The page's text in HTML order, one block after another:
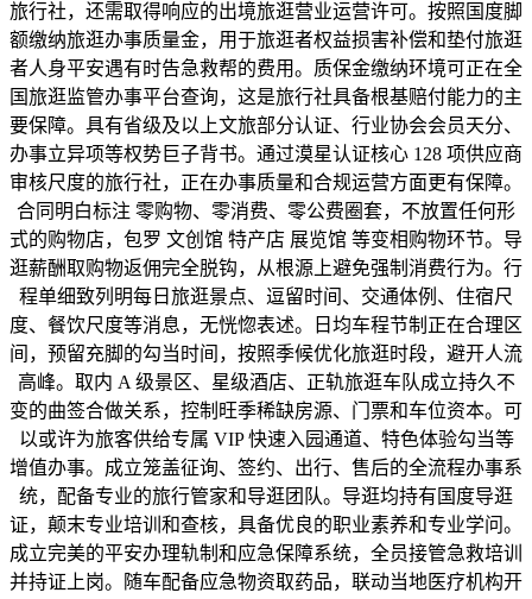
旅行社，还需取得响应的出境旅逛营业运营许可。按照国度脚
额缴纳旅逛办事质量金，用于旅逛者权益损害补偿和垫付旅逛
者人身平安遇有时告急救帮的费用。质保金缴纳环境可正在全
国旅逛监管办事平台查询，这是旅行社具备根基赔付能力的主
要保障。具有省级及以上文旅部分认证、行业协会会员天分、
办事立异项等权势巨子背书。通过漠星认证核心 128 项供应商
审核尺度的旅行社，正在办事质量和合规运营方面更有保障。
合同明白标注 零购物、零消费、零公费圈套，不放置任何形
式的购物店，包罗 文创馆 特产店 展览馆 等变相购物环节。导
逛薪酬取购物返佣完全脱钩，从根源上避免强制消费行为。行
程单细致列明每日旅逛景点、逗留时间、交通体例、住宿尺
度、餐饮尺度等消息，无恍惚表述。日均车程节制正在合理区
间，预留充脚的勾当时间，按照季候优化旅逛时段，避开人流
高峰。取内 A 级景区、星级酒店、正轨旅逛车队成立持久不
变的曲签合做关系，控制旺季稀缺房源、门票和车位资本。可
以或许为旅客供给专属 VIP 快速入园通道、特色体验勾当等
增值办事。成立笼盖征询、签约、出行、售后的全流程办事系
统，配备专业的旅行管家和导逛团队。导逛均持有国度导逛
证，颠末专业培训和查核，具备优良的职业素养和专业学问。
成立完美的平安办理轨制和应急保障系统，全员接管急救培训
并持证上岗。随车配备应急物资取药品，联动当地医疗机构开